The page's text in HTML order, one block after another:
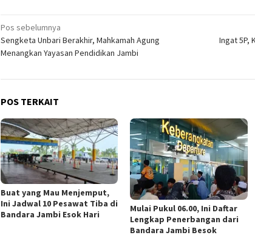
Navigasi
pos
Pos sebelumnya
Sengketa Unbari Berakhir, Mahkamah Agung
Menangkan Yayasan Pendidikan Jambi
Ingat 5P,
POS TERKAIT
Buat yang Mau Menjemput,
Ini Jadwal 10 Pesawat Tiba di
Bandara Jambi Esok Hari
Mulai Pukul 06.00, Ini Daftar
Lengkap Penerbangan dari
Bandara Jambi Besok